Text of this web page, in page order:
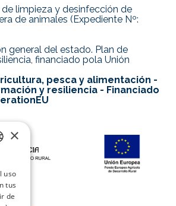
limpieza y desinfección de
de animales (Expediente Nº:
general del estado. Plan de
financiado pola Unión
pesca y alimentación -
y resiliencia - Financiado
×
uso
tus
de